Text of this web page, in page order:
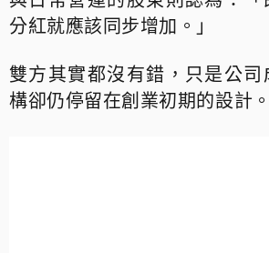
分紅就應該同步增加。」
雙方其實都沒有錯，只是公
構卻仍停留在創業初期的設計。